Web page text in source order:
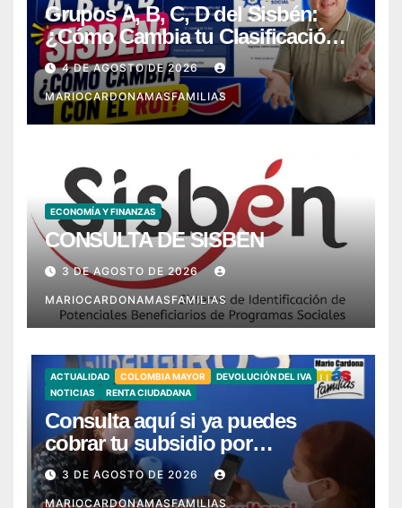
Grupos A, B, C, D del Sisbén:
¿Cómo Cambia tu Clasificación
con el RUI?
4 DE AGOSTO DE 2026
MARIOCARDONAMASFAMILIAS
ECONOMÍA Y FINANZAS
CONSULTA DE SISBEN
3 DE AGOSTO DE 2026
MARIOCARDONAMASFAMILIAS
ACTUALIDAD COLOMBIA MAYOR
DEVOLUCIÓN DEL IVA
NOTICIAS
RENTA CIUDADANA
Consulta aquí si ya puedes
cobrar tu subsidio por
SuperGIROS – Ya llegó mi giro
3 DE AGOSTO DE 2026
MARIOCARDONAMASFAMILIAS